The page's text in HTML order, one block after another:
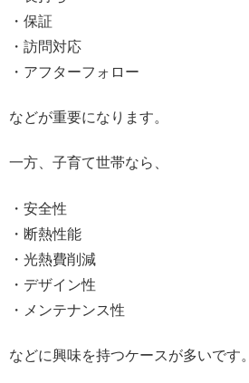
・保証
・訪問対応
・アフターフォロー
などが重要になります。
一方、子育て世帯なら、
・安全性
・断熱性能
・光熱費削減
・デザイン性
・メンテナンス性
などに興味を持つケースが多いです。